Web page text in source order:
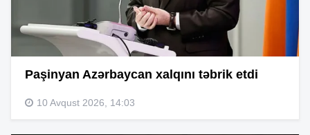
Paşinyan Azərbaycan xalqını təbrik etdi
10 Avqust 2026, 14:03